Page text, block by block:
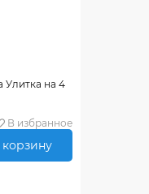
Улитка на 4
В избранное
корзину